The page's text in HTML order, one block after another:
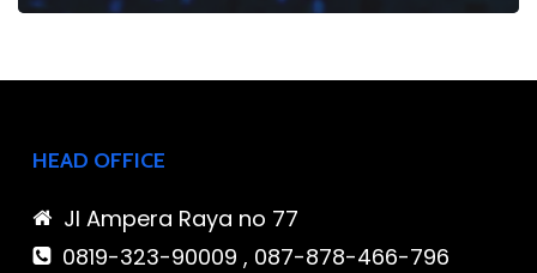
HEAD OFFICE
Jl Ampera Raya no 77
0819-323-90009 , 087-878-466-796